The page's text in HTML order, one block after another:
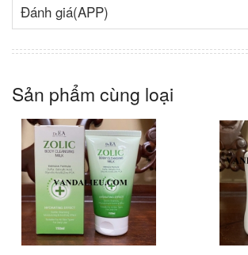
Đánh giá(APP)
Sản phẩm cùng loại